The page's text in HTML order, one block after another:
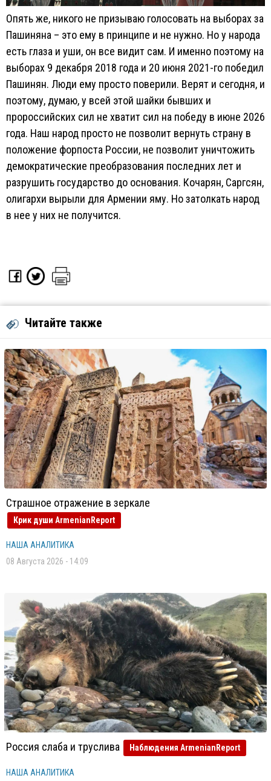
Опять же, никого не призываю голосовать на выборах за
Пашиняна – это ему в принципе и не нужно. Но у народа
есть глаза и уши, он все видит сам. И именно поэтому на
выборах 9 декабря 2018 года и 20 июня 2021-го победил
Пашинян. Люди ему просто поверили. Верят и сегодня, и
поэтому, думаю, у всей этой шайки бывших и
пророссийских сил не хватит сил на победу в июне 2026
года. Наш народ просто не позволит вернуть страну в
положение форпоста России, не позволит уничтожить
демократические преобразования последних лет и
разрушить государство до основания. Кочарян, Саргсян,
олигархи вырыли для Армении яму. Но затолкать народ
в нее у них не получится.
Читайте также
Страшное отражение в зеркале
Крик души ArmenianReport
НАША АНАЛИТИКА
08 Августа 2026 - 14:09
Россия слаба и труслива Наблюдения ArmenianReport
НАША АНАЛИТИКА